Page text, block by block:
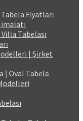
Fiyatları
imalatı
Tabelası
| Şirket
| Oval Tabela